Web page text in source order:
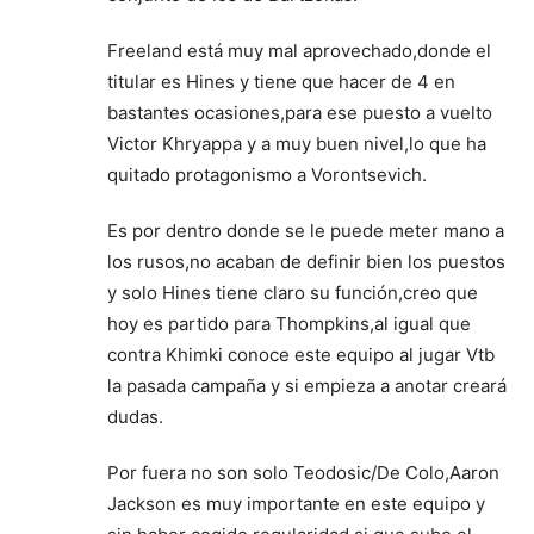
Freeland está muy mal aprovechado,donde el
titular es Hines y tiene que hacer de 4 en
bastantes ocasiones,para ese puesto a vuelto
Victor Khryappa y a muy buen nivel,lo que ha
quitado protagonismo a Vorontsevich.
Es por dentro donde se le puede meter mano a
los rusos,no acaban de definir bien los puestos
y solo Hines tiene claro su función,creo que
hoy es partido para Thompkins,al igual que
contra Khimki conoce este equipo al jugar Vtb
la pasada campaña y si empieza a anotar creará
dudas.
Por fuera no son solo Teodosic/De Colo,Aaron
Jackson es muy importante en este equipo y